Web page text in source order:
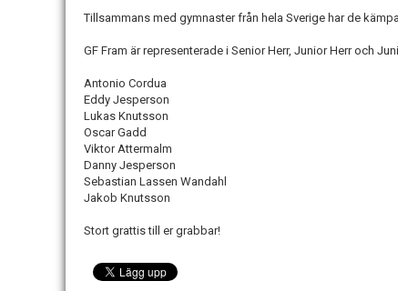
Tillsammans med gymnaster från hela Sverige har de
GF Fram är representerade i Senior Herr, Junior Herr och
Antonio Cordua
Eddy Jesperson
Lukas Knutsson
Oscar Gadd
Viktor Attermalm
Danny Jesperson
Sebastian Lassen Wandahl
Jakob Knutsson
Stort grattis till er grabbar!